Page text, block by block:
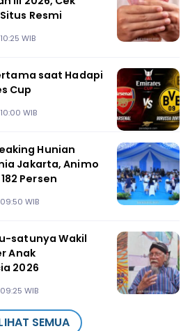
Resmi
WIB
saat Hadapi
Cup
WIB
Hunian
Jakarta, Animo
Persen
WIB
satunya Wakil
Anak
2026
WIB
SEMUA